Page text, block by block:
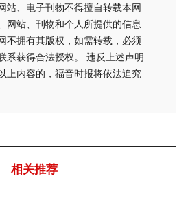
站、电子刊物不得擅自转载本网
网站、刊物和个人所提供的信息
不拥有其版权，如需转载，必须
系获得合法授权。 违反上述声明
上内容的，福音时报将依法追究
相关推荐